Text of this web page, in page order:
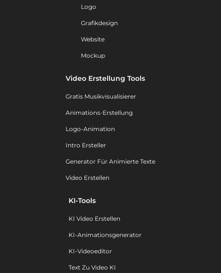
Logo
Grafikdesign
Website
Mockup
Video Erstellung Tools
Gratis Musikvisualisierer
Animations-Erstellung
Logo-Animation
Intro Ersteller
Generator Für Animierte Texte
Video Erstellen
KI-Tools
KI Video Erstellen
KI-Animationsgenerator
KI-Videoeditor
Text Zu Video KI